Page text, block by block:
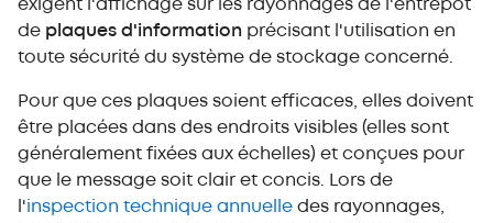
exigent l'affichage sur les rayonnages de l'entrepôt
de plaques d'information précisant l'utilisation en
toute sécurité du système de stockage concerné.
Pour que ces plaques soient efficaces, elles doivent
être placées dans des endroits visibles (elles sont
généralement fixées aux échelles) et conçues pour
que le message soit clair et concis. Lors de
l'inspection technique annuelle des rayonnages,